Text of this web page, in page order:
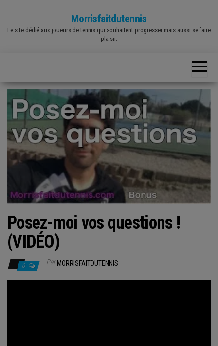
the
Morrisfaitdutennis
Le site dédié aux joueurs de tennis qui souhaitent progresser mais aussi se faire
plaisir.
Posez-moi vos questions !
(VIDÉO)
0 ParMORRISFAITDUTENNIS